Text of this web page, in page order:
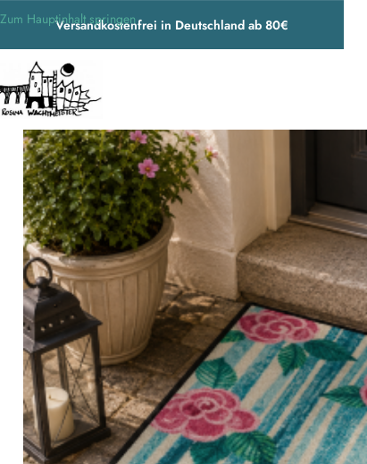
Versandkostenfrei in Deutschland ab 80€
Zum Hauptinhalt springen
/Wohnen & Accessoires